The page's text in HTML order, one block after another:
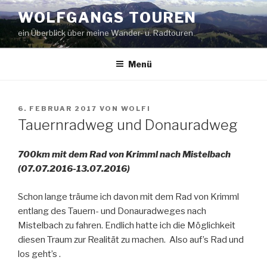
Zum
Inhalt
springen
WOLFGANGS TOUREN
ein Überblick über meine Wander- u. Radtouren
Menü
VERÖFFENTLICHT
AM
6. FEBRUAR 2017 VON WOLFI
Tauernradweg und Donauradweg
700km mit dem Rad von Krimml nach Mistelbach
(07.07.2016-13.07.2016)
Schon lange träume ich davon mit dem Rad von Krimml
entlang des Tauern- und Donauradweges nach
Mistelbach zu fahren. Endlich hatte ich die Möglichkeit
diesen Traum zur Realität zu machen. Also auf’s Rad und
los geht’s .